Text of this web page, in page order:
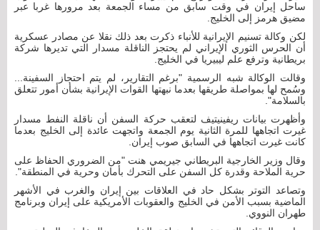
ساحل إيران في وقت سابق من مساء الجمعة بعد مرورها غربا عبر
مضيق هرمز إلى الخليج.
لكن وكالة تسنيم الإيرانية للأنباء ذكرت بعد ذلك نقلا عن مصادر عسكرية
أن الحرس الثوري الإيراني لم يحتجز الناقلة مسدار التي تديرها شركة
بريطانية وترفع علم ليبيريا في الخليج.
وقالت الوكالة شبه الرسمية "برغم التقارير، لم يتم احتجاز السفينة...
وسُمح لها بمواصلة طريقها بعدما نبهتها القوات الإيرانية بشأن أمور تتعلق
بالسلامة".
وأظهرت بيانات ريفينيتيف لتعقب حركة السفن أن ناقلة النفط مسدار
غيرت اتجاهها للمرة الثانية يوم الجمعة واتجهت عائدة إلى الخليج بعدما
كانت غيرت اتجاهها في السابق صوب إيران.
وقال وزير الخارجية البريطاني جيريمي هنت ‭‭"‬‬من الضروري الحفاظ على
حرية الملاحة وقدرة كل السفن على التحرك بأمان وحرية في المنطقة".
وتصاعد التوتر بشكل حاد في العلاقات بين إيران والغرب في الأشهر
الماضية بسبب الأمن في الخليج والعقوبات الأمريكية على إيران وبرنامج
طهران النووي.